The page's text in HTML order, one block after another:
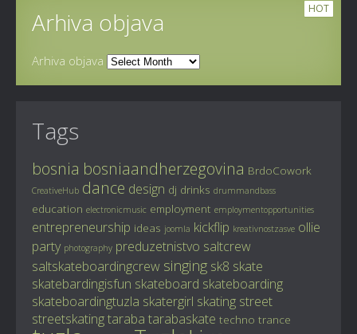
HOT
Arhiva objava
Arhiva objava
Tags
bosnia bosniaandherzegovina BrdoCowork
CreativeHub dance design dj drinks drummandbass
education electronicmusic employment employmentopportunities
entrepreneurship ideas joomla kickflip kreativnostzasve ollie
party photography preduzetnistvo saltcrew
saltskateboardingcrew singing sk8 skate
skatebardingisfun skateboard skateboarding
skateboardingtuzla skatergirl skating street
streetskatingtaraba tarabaskate techno trance